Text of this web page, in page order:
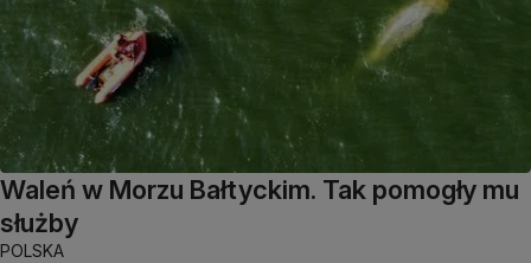
Waleń w Morzu Bałtyckim. Tak pomogły mu
służby
POLSKA